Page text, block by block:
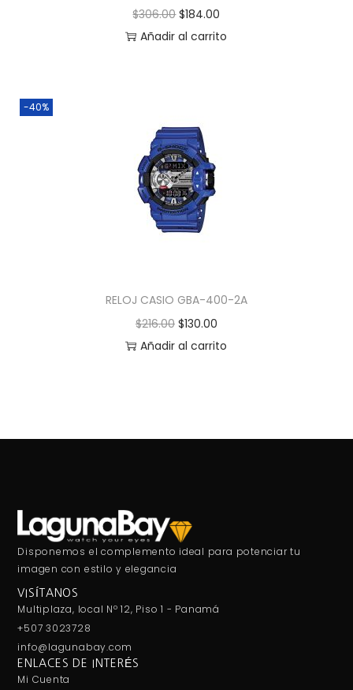
$306.00 $184.00
Añadir al carrito
-40%
RELOJ CASIO GBA-400-2A
$216.00 $130.00
Añadir al carrito
Disponemos el complemento ideal para potenciar tu
imagen con estilo y elegancia
VISÍTANOS
Multiplaza, local Nº 12, Piso 1 - Panamá
+507 3023728
info@lagunabay.com
ENLACES DE INTERÉS
Mi Cuenta